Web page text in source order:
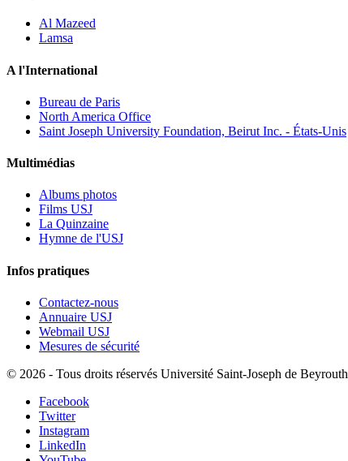
Al Mazeed
Lamsa
A l'International
Bureau de Paris
North America Office
Saint Joseph University Foundation, Beirut Inc. - États-Unis
Multimédias
Albums photos
Films USJ
La Quinzaine
Hymne de l'USJ
Infos pratiques
Contactez-nous
Annuaire USJ
Webmail USJ
Mesures de sécurité
© 2026 - Tous droits réservés Université Saint-Joseph de Beyrouth
Facebook
Twitter
Instagram
LinkedIn